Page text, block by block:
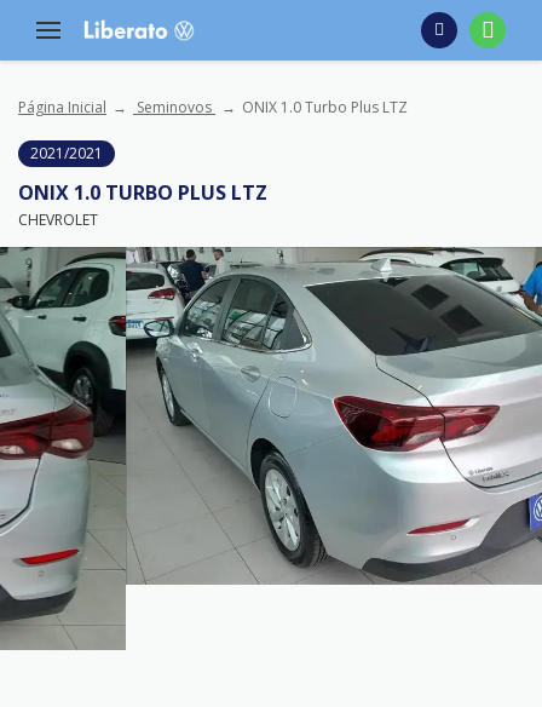
Página Inicial Seminovos ONIX 1.0 Turbo Plus LTZ
2021/2021
ONIX 1.0 TURBO PLUS LTZ
CHEVROLET